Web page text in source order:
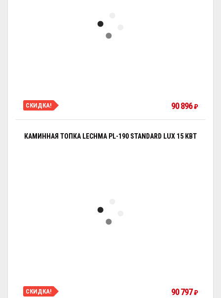
СКИДКА! 90 896₽
КАМИННАЯ ТОПКА LECHMA PL-190 STANDARD LUX 15 КВТ
СКИДКА! 90 797₽